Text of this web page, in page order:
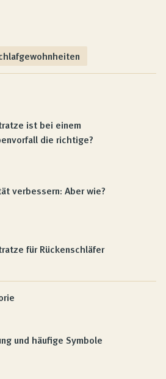
ist bei einem
die richtige?
verbessern: Aber wie?
für Rückenschläfer
und häufige Symbole